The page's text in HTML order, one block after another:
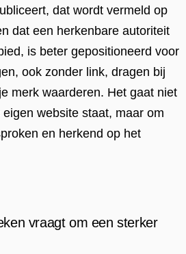
dat wordt vermeld op
dat een herkenbare autoriteit
is beter gepositioneerd voor
ook zonder link, dragen bij
merk waarderen. Het gaat niet
website staat, maar om
en herkend op het
vraagt om een sterker